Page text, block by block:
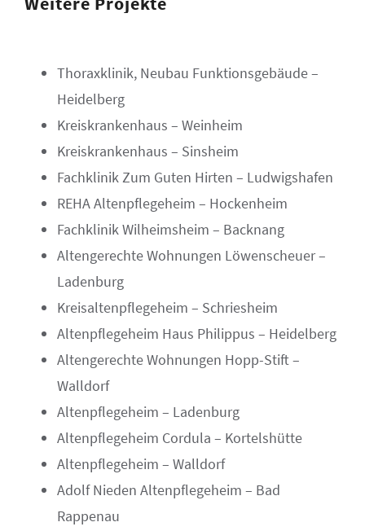
Thoraxklinik, Neubau Funktionsgebäude –
Heidelberg
Kreiskrankenhaus – Weinheim
Kreiskrankenhaus – Sinsheim
Fachklinik Zum Guten Hirten – Ludwigshafen
REHA Altenpflegeheim – Hockenheim
Fachklinik Wilheimsheim – Backnang
Altengerechte Wohnungen Löwenscheuer –
Ladenburg
Kreisaltenpflegeheim – Schriesheim
Altenpflegeheim Haus Philippus – Heidelberg
Altengerechte Wohnungen Hopp-Stift –
Walldorf
Altenpflegeheim – Ladenburg
Altenpflegeheim Cordula – Kortelshütte
Altenpflegeheim – Walldorf
Adolf Nieden Altenpflegeheim – Bad
Rappenau